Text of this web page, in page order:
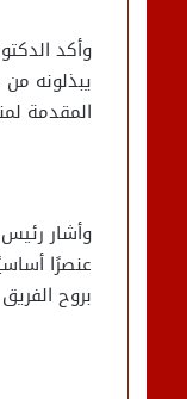
وأكد
يبذلونه
المقدمة
وأشار رئيس
عنصرًا
بروح